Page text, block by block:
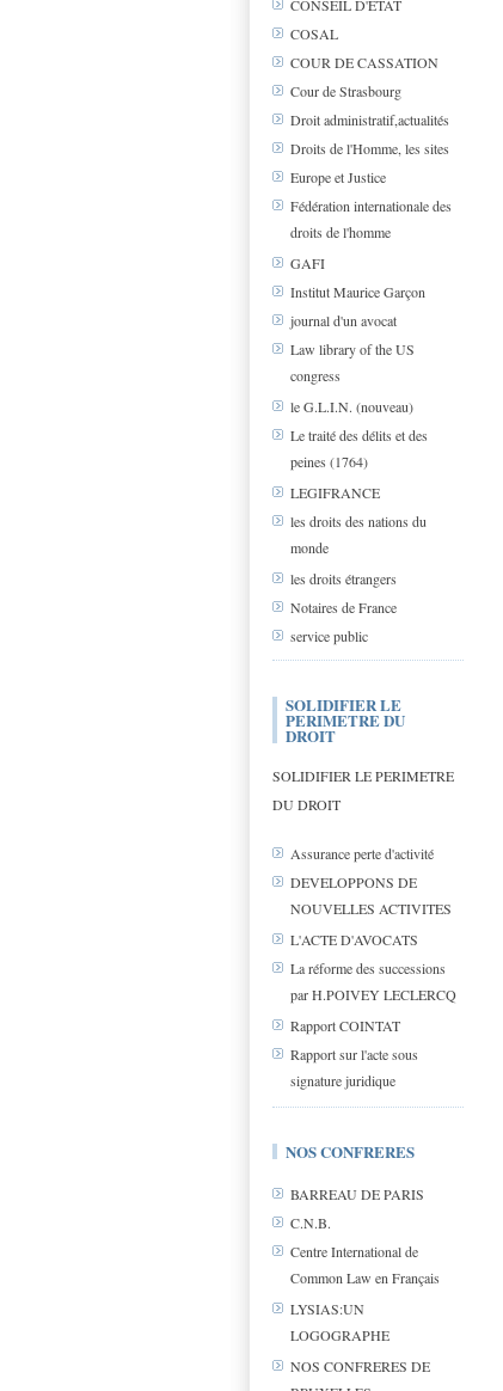
CONSEIL D'ETAT
COSAL
COUR DE CASSATION
Cour de Strasbourg
Droit administratif,actualités
Droits de l'Homme, les sites
Europe et Justice
Fédération internationale des
droits de l'homme
GAFI
Institut Maurice Garçon
journal d'un avocat
Law library of the US
congress
le G.L.I.N. (nouveau)
Le traité des délits et des
peines (1764)
LEGIFRANCE
les droits des nations du
monde
les droits étrangers
Notaires de France
service public
SOLIDIFIER LE
PERIMETRE DU
DROIT
SOLIDIFIER LE PERIMETRE
DU DROIT
Assurance perte d'activité
DEVELOPPONS DE
NOUVELLES ACTIVITES
L'ACTE D'AVOCATS
La réforme des successions
par H.POIVEY LECLERCQ
Rapport COINTAT
Rapport sur l'acte sous
signature juridique
NOS CONFRERES
BARREAU DE PARIS
C.N.B.
Centre International de
Common Law en Français
LYSIAS:UN
LOGOGRAPHE
NOS CONFRERES DE